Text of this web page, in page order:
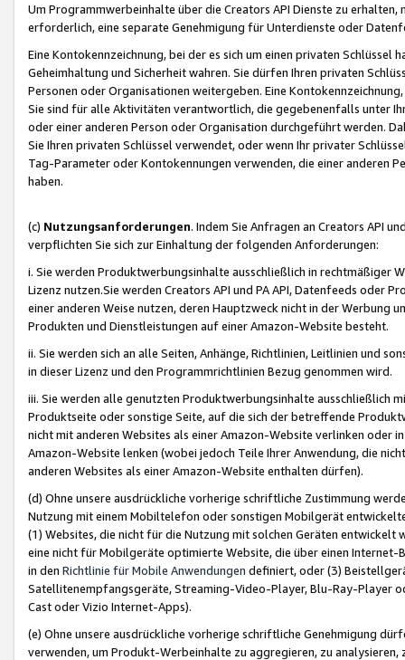
Um Programmwerbeinhalte über die Creators API Dienste zu
erforderlich, eine separate Genehmigung für Unterdienste oder
Eine Kontokennzeichnung, bei der es sich um einen privaten
Geheimhaltung und Sicherheit wahren. Sie dürfen Ihren privaten
Personen oder Organisationen weitergeben. Eine
Sie sind für alle Aktivitäten verantwortlich, die gegebenenfalls unter
oder einer anderen Person oder Organisation durchgeführt werden.
Sie Ihren privaten Schlüssel verwendet, oder wenn Ihr privater
Tag-Parameter oder Kontokennungen verwenden, die einer anderen
haben.
(c) Nutzungsanforderungen. Indem Sie Anfragen an Creators API
verpflichten Sie sich zur Einhaltung der folgenden Anforderungen:
i. Sie werden Produktwerbungsinhalte ausschließlich in rechtmäßiger
Lizenz nutzen.Sie werden Creators API und PA API, Datenfeeds oder
einer anderen Weise nutzen, deren Hauptzweck nicht in der Werbung
Produkten und Dienstleistungen auf einer Amazon-Website besteht.
ii. Sie werden sich an alle Seiten, Anhänge, Richtlinien, Leitlinien und
in dieser Lizenz und den Programmrichtlinien Bezug genommen wird.
iii. Sie werden alle genutzten Produktwerbungsinhalte ausschließlich
Produktseite oder sonstige Seite, auf die sich der betreffende
nicht mit anderen Websites als einer Amazon-Website verlinken oder
Amazon-Website lenken (wobei jedoch Teile Ihrer Anwendung, die
anderen Websites als einer Amazon-Website enthalten dürfen).
(d) Ohne unsere ausdrückliche vorherige schriftliche Zustimmung
Nutzung mit einem Mobiltelefon oder sonstigen Mobilgerät
(1) Websites, die nicht für die Nutzung mit solchen Geräten
eine nicht für Mobilgeräte optimierte Website, die über einen
in den Richtlinie für Mobile Anwendungen definiert, oder (3)
Satellitenempfangsgeräte, Streaming-Video-Player, Blu-Ray-Player
Cast oder Vizio Internet-Apps).
(e) Ohne unsere ausdrückliche vorherige schriftliche Genehmigung
verwenden, um Produkt-Werbeinhalte zu aggregieren, zu